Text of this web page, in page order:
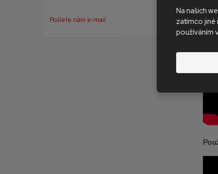
Na našich
zatímco jiné
používáním
Pošlete nám e-mail